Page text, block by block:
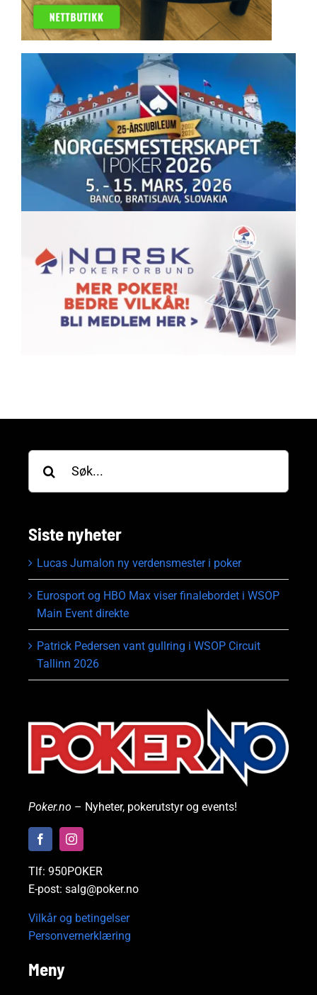
Søk
etter:
Siste nyheter
Lucas Jumalon ny verdensmester i poker
Eurosport og HBO Max viser finalebordet i WSOP
Main Event direkte
Patrick Pedersen vant gullring i WSOP Circuit
Tallinn 2026
Poker.no – Nyheter, pokerutstyr og events!
Tlf: 950POKER
E-post: salg@poker.no
Vilkår og betingelser
Personvernerklæring
Meny